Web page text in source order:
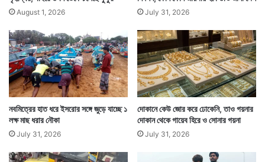
August 1, 2026 July 31, 2026
নবমিত্রের হাত ধরে ইসরোর সঙ্গে জুড়ে যাচ্ছে ১
লক্ষ মাছ ধরার নৌকা
July 31, 2026
দোকানে কেউ জোর করে ঢোকেনি, তাও গয়নার
দোকান থেকে গায়েব হিরে ও সোনার গয়না
July 31, 2026